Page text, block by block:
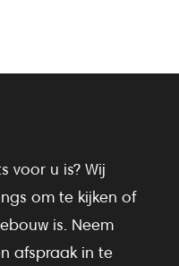
voor u is? Wij
om te kijken of
is. Neem
afspraak in te